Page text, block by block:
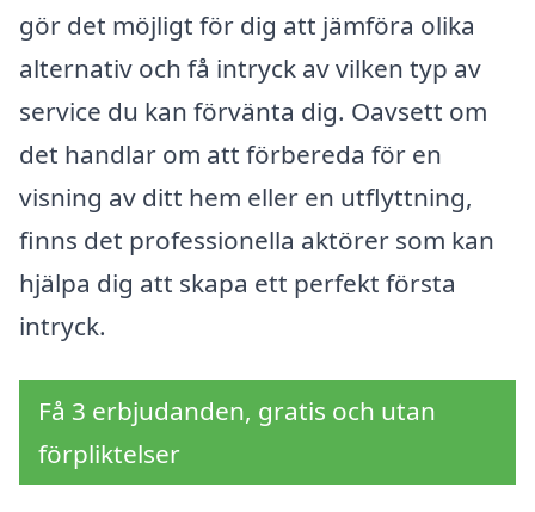
gör det möjligt för dig att jämföra olika
alternativ och få intryck av vilken typ av
service du kan förvänta dig. Oavsett om
det handlar om att förbereda för en
visning av ditt hem eller en utflyttning,
finns det professionella aktörer som kan
hjälpa dig att skapa ett perfekt första
intryck.
Få 3 erbjudanden, gratis och utan
förpliktelser